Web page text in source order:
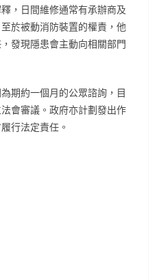
，日間維修通常有承辦商及
於被動消防裝置的權責，他
發現隱患會主動向相關部門
期約一個月的公眾諮詢，目
會審議。政府亦計劃發出作
行法定責任。